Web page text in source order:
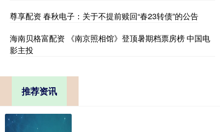
尊享配资 春秋电子：关于不提前赎回“春23转债”的公告
海南贝格富配资 《南京照相馆》登顶暑期档票房榜 中国电
影主投
推荐资讯